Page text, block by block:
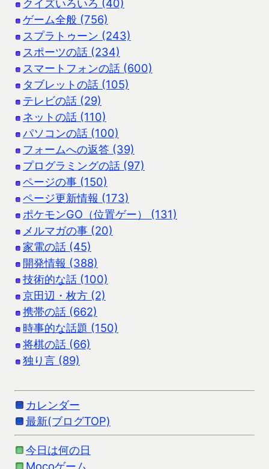
クイズいろいろ (40)
ゲーム全般 (756)
スプラトゥーン (243)
スポーツの話 (234)
スマートフォンの話 (600)
タブレットの話 (105)
テレビの話 (29)
ネットの話 (110)
パソコンの話 (100)
フォームへの返答 (39)
プログラミングの話 (97)
ページの事 (150)
ページ更新情報 (173)
ポケモンGO（位置ゲー） (131)
メルマガの事 (20)
家電の話 (45)
開発情報 (388)
技術的な話 (100)
京田辺・枚方 (2)
携帯の話 (662)
時事的な話題 (150)
将棋の話 (66)
独り言 (89)
カレンダー
最新(ブログTOP)
今日は何の日
Mocoゲーム